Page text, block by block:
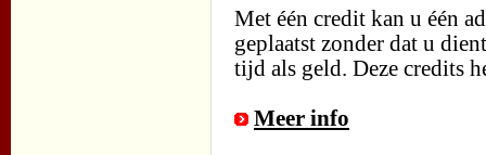
Met één credit kan u één
geplaatst zonder dat u
tijd als geld. Deze credits
Meer info